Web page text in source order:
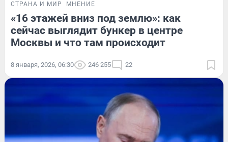
СТРАНА И МИР МНЕНИЕ
«16 этажей вниз под землю»: как
сейчас выглядит бункер в центре
Москвы и что там происходит
8 января, 2026, 06:30 246 255 22